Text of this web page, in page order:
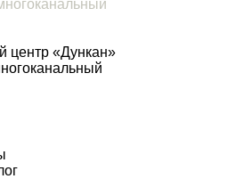
центр «Дункан»